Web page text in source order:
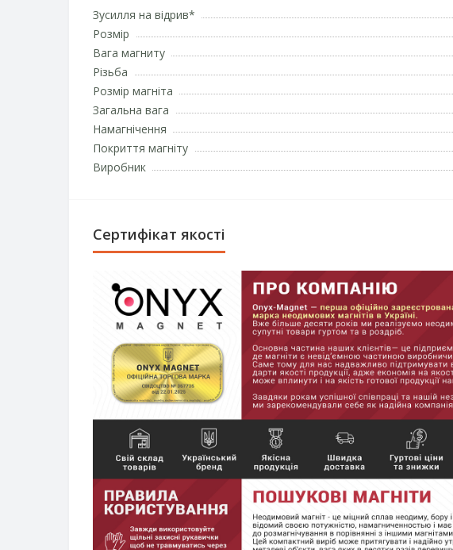
Зусилля на відрив*
Розмір
Вага магниту
Різьба
Розмір магніта
Загальна вага
Намагнічення
Покриття магніту
Виробник
Сертифікат якості